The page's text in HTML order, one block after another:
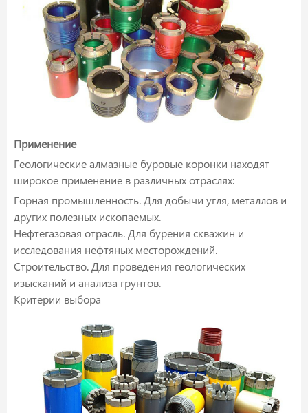
Применение
Геологические алмазные буровые коронки находят
широкое применение в различных отраслях:
Горная промышленность. Для добычи угля, металлов и
других полезных ископаемых.
Нефтегазовая отрасль. Для бурения скважин и
исследования нефтяных месторождений.
Строительство. Для проведения геологических
изысканий и анализа грунтов.
Критерии выбора